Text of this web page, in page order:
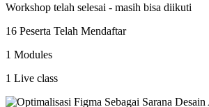
Workshop telah selesai - masih bisa diikuti
16 Peserta Telah Mendaftar
1 Modules
1 Live class